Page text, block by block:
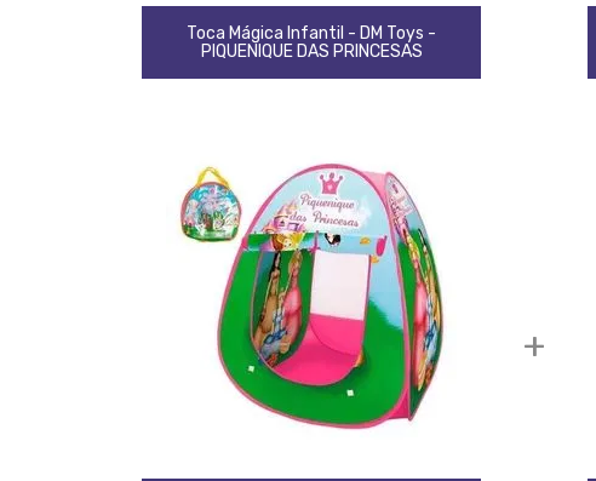
Toca Mágica Infantil - DM Toys -
PIQUENIQUE DAS PRINCESAS
+